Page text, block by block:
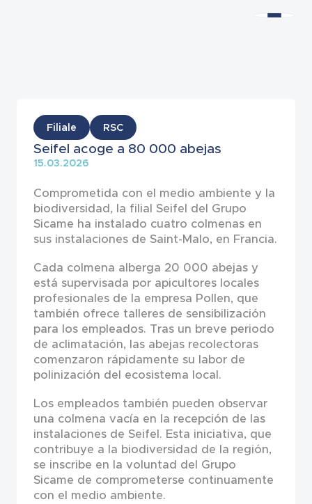
Noticias
Filiale RSC
Seifel acoge a 80 000 abejas
15.03.2026
Comprometida con el medio ambiente y la
biodiversidad, la filial Seifel del Grupo
Sicame ha instalado cuatro colmenas en
sus instalaciones de Saint-Malo, en Francia.
Cada colmena alberga 20 000 abejas y
está supervisada por apicultores locales
profesionales de la empresa Pollen, que
también ofrece talleres de sensibilización
para los empleados. Tras un breve periodo
de aclimatación, las abejas recolectoras
comenzaron rápidamente su labor de
polinización del ecosistema local.
Los empleados también pueden observar
una colmena vacía en la recepción de las
instalaciones de Seifel. Esta iniciativa, que
contribuye a la biodiversidad de la región,
se inscribe en la voluntad del Grupo
Sicame de comprometerse continuamente
con el medio ambiente.